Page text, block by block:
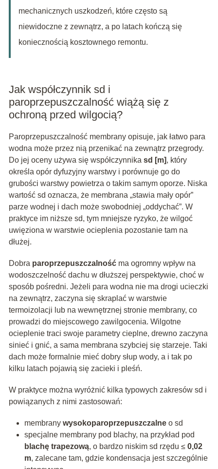
mechanicznych uszkodzeń, które często są
niewidoczne z zewnątrz, a po latach kończą się
koniecznością kosztownego remontu.
Jak współczynnik sd i
paroprzepuszczalność wiążą się z
ochroną przed wilgocią?
Paroprzepuszczalność membrany opisuje, jak łatwo para
wodna może przez nią przenikać na zewnątrz przegrody.
Do jej oceny używa się współczynnika sd [m], który
określa opór dyfuzyjny warstwy i porównuje go do
grubości warstwy powietrza o takim samym oporze. Niska
wartość sd oznacza, że membrana „stawia mały opór”
parze wodnej i dach może swobodniej „oddychać”. W
praktyce im niższe sd, tym mniejsze ryzyko, że wilgoć
uwięziona w warstwie ocieplenia pozostanie tam na
dłużej.
Dobra paroprzepuszczalnośćma ogromny wpływ na
wodoszczelność dachu w dłuższej perspektywie, choć w
sposób pośredni. Jeżeli para wodna nie ma drogi ucieczki
na zewnątrz, zaczyna się skraplać w warstwie
termoizolacji lub na wewnętrznej stronie membrany, co
prowadzi do miejscowego zawilgocenia. Wilgotne
ocieplenie traci swoje parametry cieplne, drewno zaczyna
sinieć i gnić, a sama membrana szybciej się starzeje. Taki
dach może formalnie mieć dobry słup wody, a i tak po
kilku latach pojawią się zacieki i pleśń.
W praktyce można wyróżnić kilka typowych zakresów sd i
powiązanych z nimi zastosowań:
membrany wysokoparoprzepuszczalneo sd
specjalne membrany pod blachy, na przykład pod
blachę trapezową, o bardzo niskim sd rzędu ≤ 0,02
m, zalecane tam, gdzie kondensacja jest szczególnie